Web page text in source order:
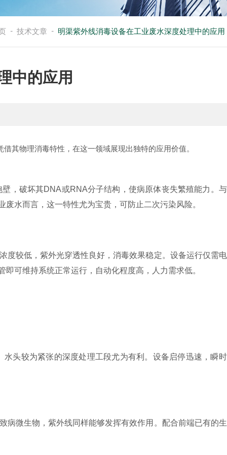
- 技术文章 - 明渠紫外线消毒设备在工业废水深度处理中的应用
中的应用
物理消毒特性，在这一领域展现出独特的应用价值。
破坏其DNA或RNA分子结构，使病原体丧失繁殖能力。
水而言，这一特性尤为宝贵，可防止二次污染风险。
较低，紫外光穿透性良好，消毒效果稳定。设备运行仅需
可维持系统正常运行，自动化程度高，人力需求低。
头较为紧张的深度处理工段尤为有利。设备启停迅速，瞬
微生物，紫外线同样能够发挥有效作用。配合前端已有的